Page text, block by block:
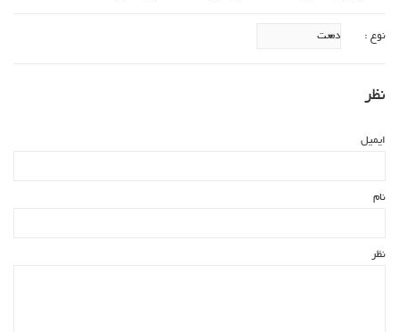
نوع :
نظر
ایمیل
نام
نظر